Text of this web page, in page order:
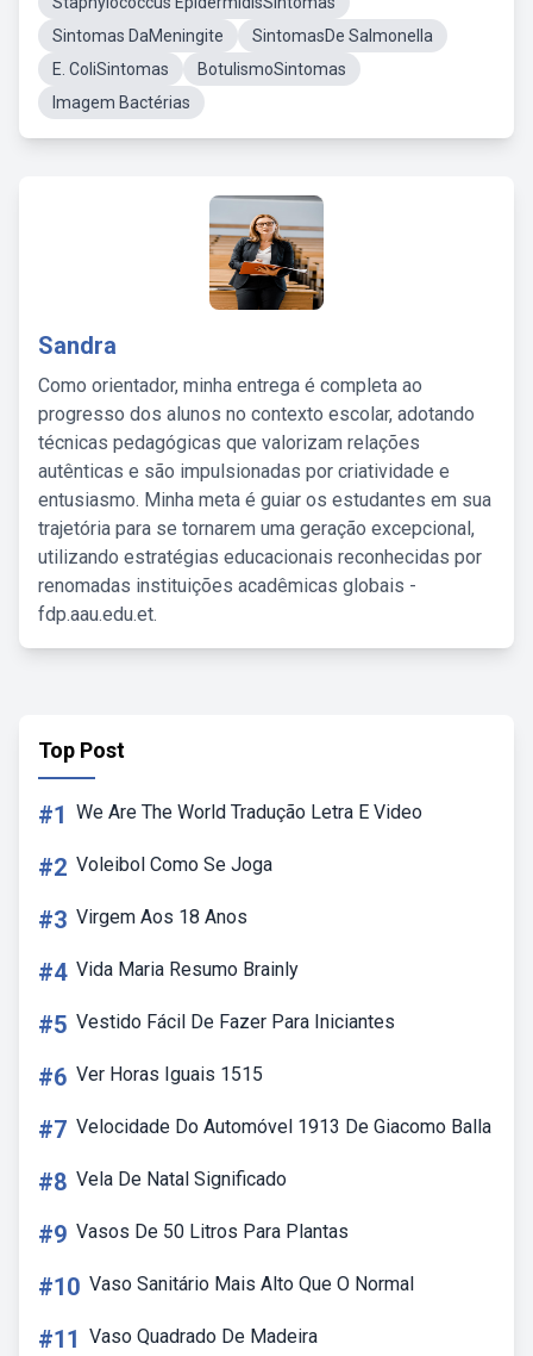
Sintomas DaMeningite
SintomasDe Salmonella
E. ColiSintomas
BotulismoSintomas
Imagem Bactérias
Sandra
Como orientador, minha entrega é completa ao
progresso dos alunos no contexto escolar, adotando
técnicas pedagógicas que valorizam relações
autênticas e são impulsionadas por criatividade e
entusiasmo. Minha meta é guiar os estudantes em sua
trajetória para se tornarem uma geração excepcional,
utilizando estratégias educacionais reconhecidas por
renomadas instituições acadêmicas globais -
fdp.aau.edu.et.
Top Post
#1 We Are The World Tradução Letra E Video
#2 Voleibol Como Se Joga
#3 Virgem Aos 18 Anos
#4 Vida Maria Resumo Brainly
#5 Vestido Fácil De Fazer Para Iniciantes
#6 Ver Horas Iguais 1515
#7 Velocidade Do Automóvel 1913 De Giacomo Balla
#8 Vela De Natal Significado
#9 Vasos De 50 Litros Para Plantas
#10 Vaso Sanitário Mais Alto Que O Normal
#11 Vaso Quadrado De Madeira